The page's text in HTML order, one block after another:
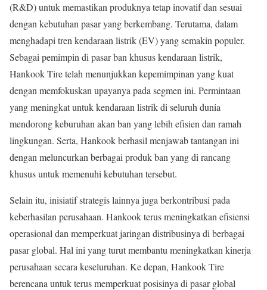
(R&D) untuk memastikan produknya tetap inovatif dan sesuai
dengan kebutuhan pasar yang berkembang. Terutama, dalam
menghadapi tren kendaraan listrik (EV) yang semakin populer.
Sebagai pemimpin di pasar ban khusus kendaraan listrik,
Hankook Tire telah menunjukkan kepemimpinan yang kuat
dengan memfokuskan upayanya pada segmen ini. Permintaan
yang meningkat untuk kendaraan listrik di seluruh dunia
mendorong keburuhan akan ban yang lebih efisien dan ramah
lingkungan. Serta, Hankook berhasil menjawab tantangan ini
dengan meluncurkan berbagai produk ban yang di rancang
khusus untuk memenuhi kebutuhan tersebut.
Selain itu, inisiatif strategis lainnya juga berkontribusi pada
keberhasilan perusahaan. Hankook terus meningkatkan efisiensi
operasional dan memperkuat jaringan distribusinya di berbagai
pasar global. Hal ini yang turut membantu meningkatkan kinerja
perusahaan secara keseluruhan. Ke depan, Hankook Tire
berencana untuk terus memperkuat posisinya di pasar global